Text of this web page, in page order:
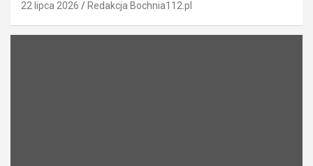
22 lipca 2026 Redakcja Bochnia112.pl